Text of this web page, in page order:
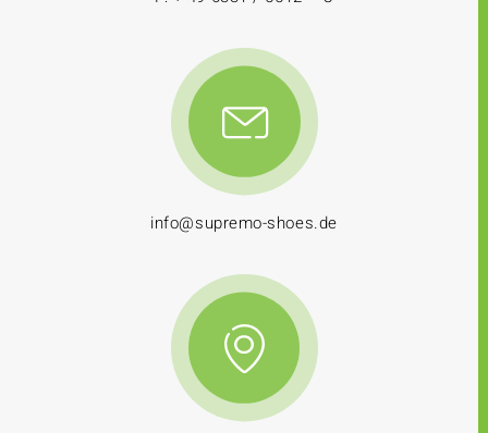
info@supremo-shoes.de